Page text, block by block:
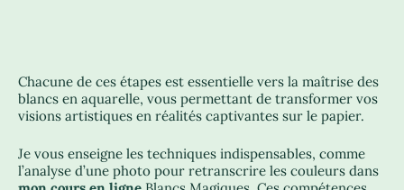
Chacune de ces étapes est essentielle vers la maîtrise des
blancs en aquarelle, vous permettant de transformer vos
visions artistiques en réalités captivantes sur le papier.
Je vous enseigne les techniques indispensables, comme
l’analyse d’une photo pour retranscrire les couleurs dans